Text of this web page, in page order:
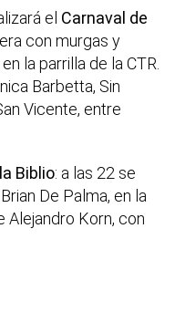
el Carnaval de
con murgas y
la parrilla de la CTR.
Barbetta, Sin
Vicente, entre
Biblio: a las 22 se
De Palma, en la
Alejandro Korn, con